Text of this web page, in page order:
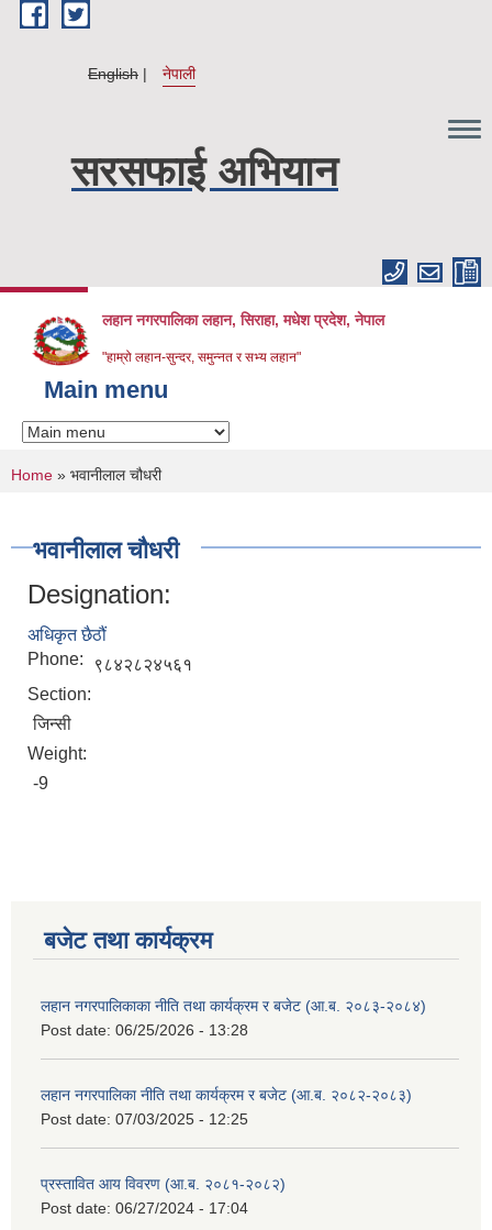
Skip to main content
English नेपाली
सरसफाई अभियान
लहान नगरपालिका लहान, सिराहा, मधेश प्रदेश, नेपाल
"हाम्रो लहान-सुन्दर, समुन्नत र सभ्य लहान"
Main menu
You are here
Home » भवानीलाल चौधरी
भवानीलाल चौधरी
Designation:
अधिकृत छैठौं
Phone:
९८४२८२४५६१
Section:
जिन्सी
Weight:
-9
बजेट तथा कार्यक्रम
लहान नगरपालिकाका नीति तथा कार्यक्रम र बजेट (आ.ब. २०८३-२०८४)
Post date: 06/25/2026 - 13:28
लहान नगरपालिका नीति तथा कार्यक्रम र बजेट (आ.ब. २०८२-२०८३)
Post date: 07/03/2025 - 12:25
प्रस्तावित आय विवरण (आ.ब. २०८१-२०८२)
Post date: 06/27/2024 - 17:04